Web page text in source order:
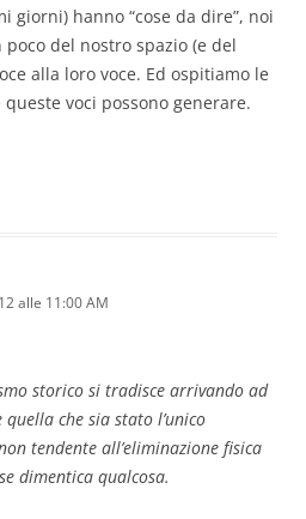
giorni) hanno “cose da dire”, noi
del nostro spazio (e del
alla loro voce. Ed ospitiamo le
voci possono generare.
alle 11:00 AM
storico si tradisce arrivando ad
che sia stato l’unico
tendente all’eliminazione fisica
dimentica qualcosa.